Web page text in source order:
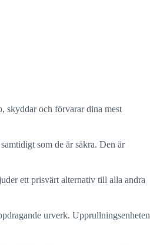
skyddar och förvarar dina mest
som de är säkra. Den är
ett prisvärt alternativ till alla andra
urverk. Upprullningsenheten